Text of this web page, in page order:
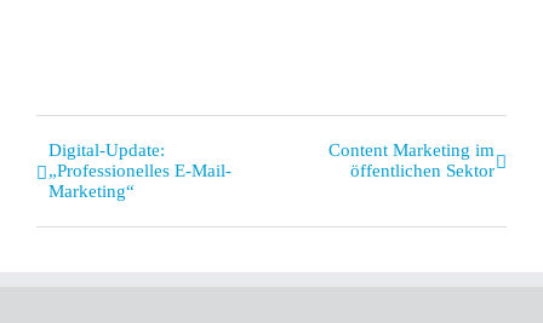
Veranstaltung
Navigation
Digital-Update:
„Professionelles E-Mail-
Marketing“
Content Marketing im
öffentlichen Sektor